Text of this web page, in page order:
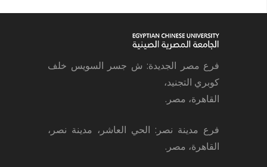
فرع مصر الجديدة: ش جسر السويس خلف
كوبري التجنيد،
القاهرة، مصر.
فرع مدينة نصر: الحي العاشر، مدينة نصر،
القاهرة، مصر.